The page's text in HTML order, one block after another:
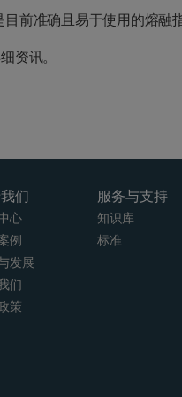
前准确且易于使用的熔融
资讯。
们
心
例
发展
们
策
服务与支持
知识库
标准